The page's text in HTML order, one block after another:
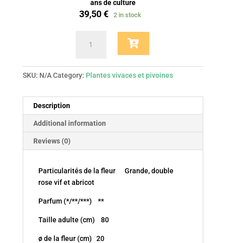
ans de culture
39,50€ 2 in stock
paeonia
Belle
SKU: N/A Category: Plantes vivaces et pivoines
Description
Additional information
Reviews (0)
Particularités de la fleur Grande, double
rose vif et abricot
Parfum (*/**/***) **
Taille adulte (cm) 80
ø de la fleur (cm) 20